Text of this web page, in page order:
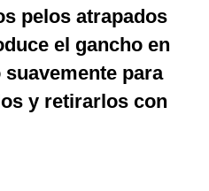
pelos atrapados
el gancho en
para
y retirarlos con